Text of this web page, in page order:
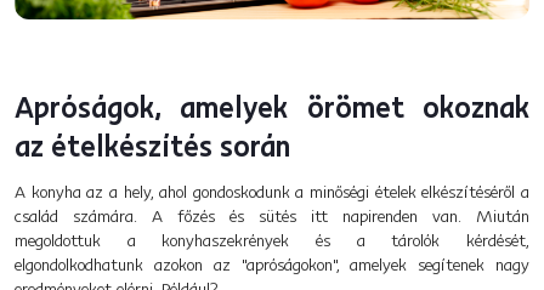
Apróságok, amelyek örömet okoznak
az ételkészítés során
A konyha az a hely, ahol gondoskodunk a minőségi ételek elkészítéséről a
család számára. A főzés és sütés itt napirenden van. Miután
megoldottuk a konyhaszekrények és a tárolók kérdését,
elgondolkodhatunk azokon az "apróságokon", amelyek segítenek nagy